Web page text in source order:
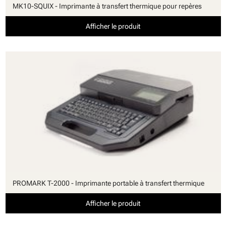
MK10-SQUIX - Imprimante à transfert thermique pour repères
Afficher le produit
PROMARK T-2000 - Imprimante portable à transfert thermique
Afficher le produit